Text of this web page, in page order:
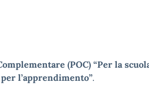
(POC) “Per la
l’apprendimento”.